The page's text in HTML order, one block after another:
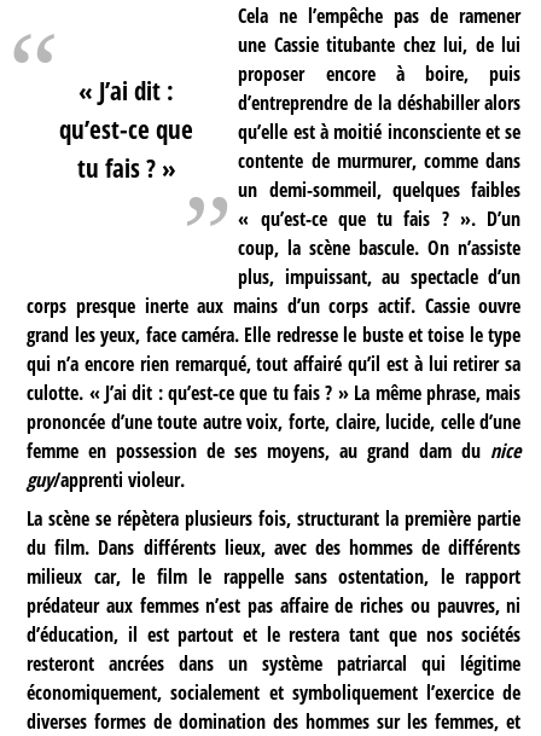
« J’ai dit :
qu’est-ce que
tu fais ? »
Cela ne l’empêche pas de ramener
une Cassie titubante chez lui, de lui
proposer encore à boire, puis
d’entreprendre de la déshabiller alors
qu’elle est à moitié inconsciente et se
contente de murmurer, comme dans
un demi-sommeil, quelques faibles
« qu’est-ce que tu fais ? ». D’un
coup, la scène bascule. On n’assiste
plus, impuissant, au spectacle d’un
corps presque inerte aux mains d’un corps actif. Cassie ouvre
grand les yeux, face caméra. Elle redresse le buste et toise le type
qui n’a encore rien remarqué, tout affairé qu’il est à lui retirer sa
culotte. « J’ai dit : qu’est-ce que tu fais ? » La même phrase, mais
prononcée d’une toute autre voix, forte, claire, lucide, celle d’une
femme en possession de ses moyens, au grand dam du nice
guy/apprenti violeur.
La scène se répètera plusieurs fois, structurant la première partie
du film. Dans différents lieux, avec des hommes de différents
milieux car, le film le rappelle sans ostentation, le rapport
prédateur aux femmes n’est pas affaire de riches ou pauvres, ni
d’éducation, il est partout et le restera tant que nos sociétés
resteront ancrées dans un système patriarcal qui légitime
économiquement, socialement et symboliquement l’exercice de
diverses formes de domination des hommes sur les femmes, et